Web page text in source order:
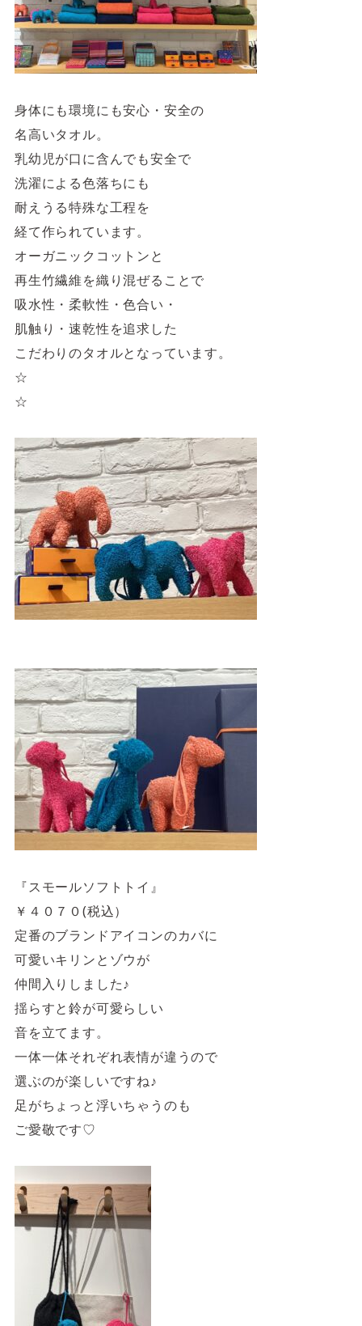
施設案内を見る
身体にも環境にも安心・安全の
名高いタオル。
乳幼児が口に含んでも安全で
洗濯による色落ちにも
耐えうる特殊な工程を
経て作られています。
オーガニックコットンと
再生竹繊維を織り混ぜることで
吸水性・柔軟性・色合い・
肌触り・速乾性を追求した
こだわりのタオルとなっています。
☆
☆
『スモールソフトトイ』
￥４０７０(税込）
定番のブランドアイコンのカバに
可愛いキリンとゾウが
仲間入りしました♪
揺らすと鈴が可愛らしい
音を立てます。
一体一体それぞれ表情が違うので
選ぶのが楽しいですね♪
足がちょっと浮いちゃうのも
ご愛敬です♡